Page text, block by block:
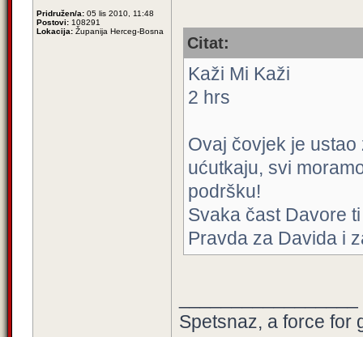
Pridružen/a: 05 lis 2010, 11:48
Postovi: 108291
Lokacija: Županija Herceg-Bosna
Citat:
Kaži Mi Kaži
2 hrs
Ovaj čovjek je
ućutkaju, svi
podršku!
Svaka čast Davore
Pravda za Davida i
Spetsnaz, a force for